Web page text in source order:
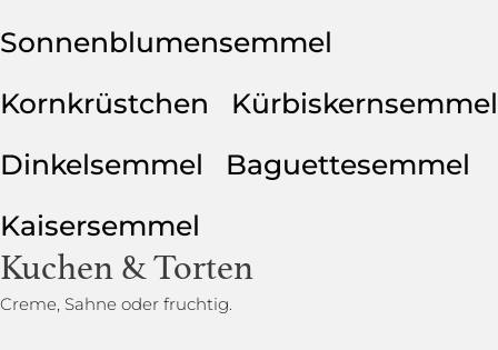
Sonnenblumensemmel
Kornkrüstchen
Kürbiskernsemmel
Dinkelsemmel
Baguettesemmel
Kaisersemmel
Kuchen & Torten
Creme, Sahne oder fruchtig.